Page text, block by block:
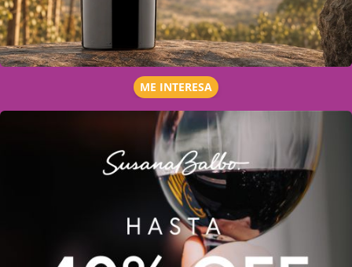
ME INTERESA